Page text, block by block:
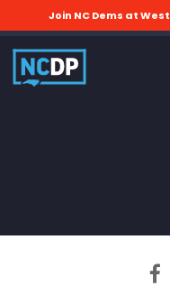
Join NC Dems at